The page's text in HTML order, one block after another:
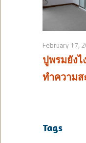
February 17,
ปูพรมยังไ
ทำความส
Tags